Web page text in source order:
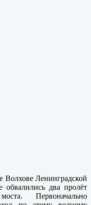
Волхове Ленинградской
обвалились два пролёт
Первоначально